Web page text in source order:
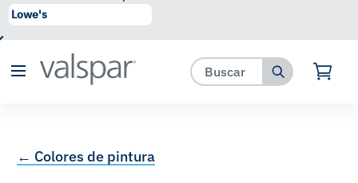
se ha agregado a favoritos.
← Colores de pintura